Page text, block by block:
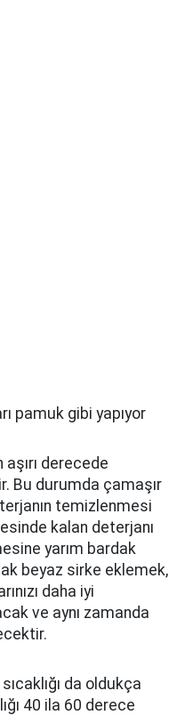
derecede
Bu durumda çamaşır
temizlenmesi
kalan deterjanı
yarım bardak
beyaz sirke eklemek,
daha iyi
ve aynı zamanda
da oldukça
40 ila 60 derece